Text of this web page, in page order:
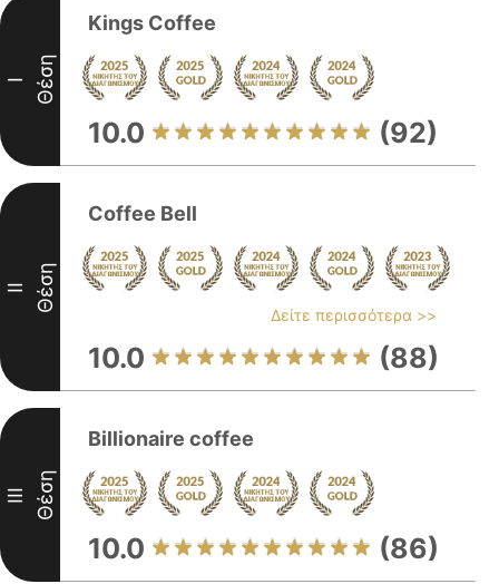
I Θέση
Kings Coffee
10.0 (92)
II Θέση
Coffee Bell
Δείτε περισσότερα >>
10.0 (88)
III Θέση
Billionaire coffee
10.0 (86)